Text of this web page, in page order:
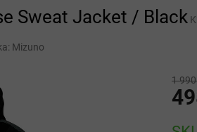
Sweat Jacket / Black
Mizuno
1